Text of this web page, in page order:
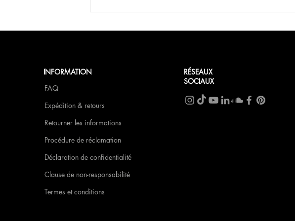
Petit-déjeuner de Saint-Valentin
INFORMATION
FAQ
Expédition & retours
Retourner les informations
Procédure de réclamation
Déclaration de confidentialité
Clause de non-responsabilité
Termes et conditions
RÉSEAUX
SOCIAUX